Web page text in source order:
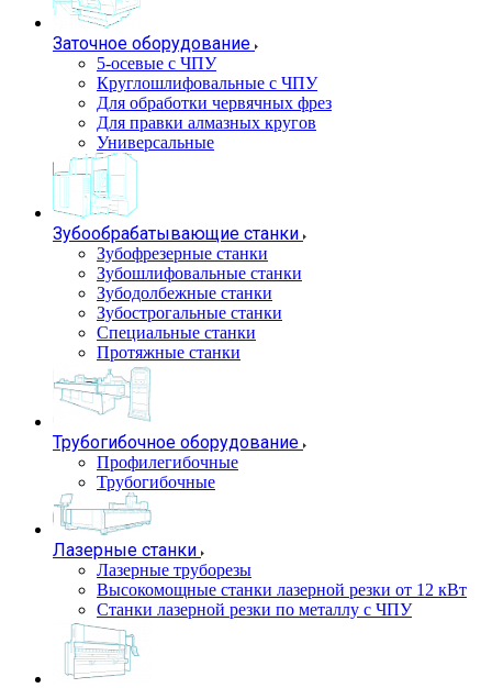
Заточное оборудование
5-осевые с ЧПУ
Круглошлифовальные с ЧПУ
Для обработки червячных фрез
Для правки алмазных кругов
Универсальные
Зубообрабатывающие станки
Зубофрезерные станки
Зубошлифовальные станки
Зубодолбежные станки
Зубострогальные станки
Специальные станки
Протяжные станки
Трубогибочное оборудование
Профилегибочные
Трубогибочные
Лазерные станки
Лазерные труборезы
Высокомощные станки лазерной резки от 12 кВт
Станки лазерной резки по металлу с ЧПУ